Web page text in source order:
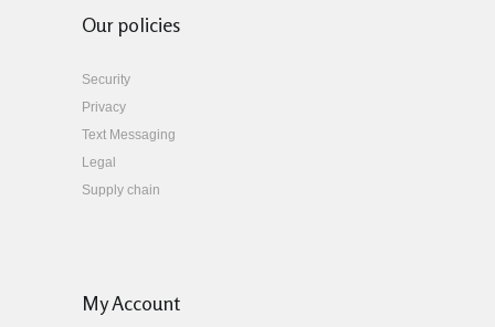
Our policies
Security
Privacy
Text Messaging
Legal
Supply chain
My Account